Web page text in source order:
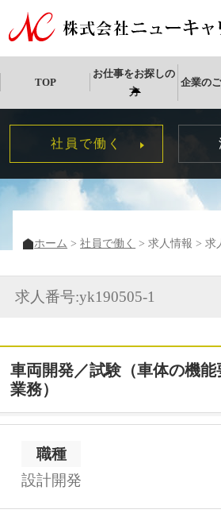
TOP
お仕事をお探しの
方
企業の
社員で働く
ホーム 社員で働く 求人情報 求
求人番号:yk190505-1
車両開発／試験（車体の機
業務）
職種
設計開発